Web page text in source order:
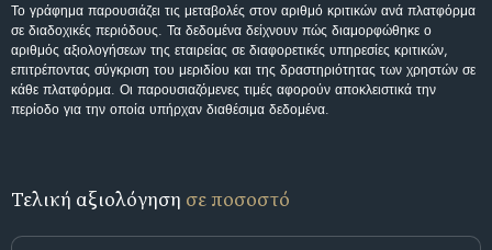
Το γράφημα παρουσιάζει τις μεταβολές στον αριθμό κριτικών ανά πλατφόρμα
σε διαδοχικές περιόδους. Τα δεδομένα δείχνουν πώς διαμορφώθηκε ο
αριθμός αξιολογήσεων της εταιρείας σε διαφορετικές υπηρεσίες κριτικών,
επιτρέποντας σύγκριση του μεριδίου και της δραστηριότητας των χρηστών σε
κάθε πλατφόρμα. Οι παρουσιαζόμενες τιμές αφορούν αποκλειστικά την
περίοδο για την οποία υπήρχαν διαθέσιμα δεδομένα.
Τελική αξιολόγηση σε ποσοστό